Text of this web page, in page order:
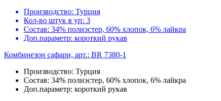
Производство: Турция
Кол-во штук в уп: 3
Состав: 34% полиэстер, 60% хлопок, 6% лайкра
Доп.параметр: короткий рукав
Комбинезон сафари, арт.: BR 7380-1
Производство: Турция
Состав: 34% полиэстер, 60% хлопок, 6% лайкра
Доп.параметр: короткий рукав